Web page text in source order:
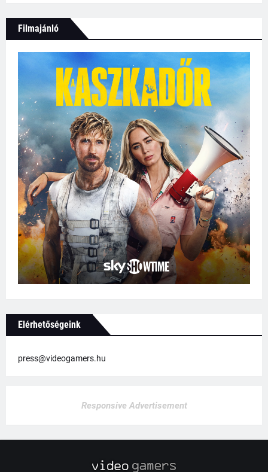
Filmajánló
Elérhetőségeink
press@videogamers.hu
Responsive Advertisement